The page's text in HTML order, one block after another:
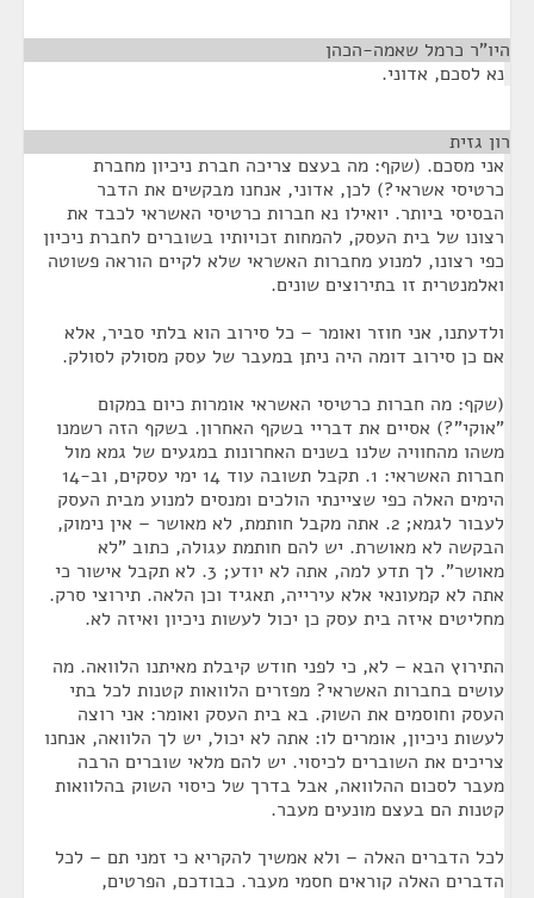
היו"ר כרמל שאמה-הכהן
נא לסכם, אדוני.
רון גזית
אני מסכם. (שקף: מה בעצם צריכה חברת ניכיון מחברת
כרטיסי אשראי?) לכן, אדוני, אנחנו מבקשים את הדבר
הבסיסי ביותר. יואילו נא חברות כרטיסי האשראי לכבד את
רצונו של בית העסק, להמחות זכויותיו בשוברים לחברת ניכיון
כפי רצונו, למנוע מחברות האשראי שלא לקיים הוראה פשוטה
ואלמנטרית זו בתירוצים שונים.
ולדעתנו, אני חוזר ואומר – כל סירוב הוא בלתי סביר, אלא
אם כן סירוב דומה היה ניתן במעבר של עסק מסולק לסולק.
(שקף: מה חברות כרטיסי האשראי אומרות כיום במקום
"אוקי"?) אסיים את דבריי בשקף האחרון. בשקף הזה רשמנו
משהו מהחוויה שלנו בשנים האחרונות במגעים של גמא מול
חברות האשראי: 1. תקבל תשובה עוד 14 ימי עסקים, וב-14
הימים האלה כפי שציינתי הולכים ומנסים למנוע מבית העסק
לעבור לגמא; 2. אתה מקבל חותמת, לא מאושר – אין נימוק,
הבקשה לא מאושרת. יש להם חותמת עגולה, כתוב "לא
מאושר". לך תדע למה, אתה לא יודע; 3. לא תקבל אישור כי
אתה לא קמעונאי אלא עירייה, תאגיד וכן הלאה. תירוצי סרק.
מחליטים איזה בית עסק כן יכול לעשות ניכיון ואיזה לא.
התירוץ הבא – לא, כי לפני חודש קיבלת מאיתנו הלוואה. מה
עושים בחברות האשראי? מפזרים הלוואות קטנות לכל בתי
העסק וחוסמים את השוק. בא בית העסק ואומר: אני רוצה
לעשות ניכיון, אומרים לו: אתה לא יכול, יש לך הלוואה, אנחנו
צריכים את השוברים לכיסוי. יש להם מלאי שוברים הרבה
מעבר לסכום ההלוואה, אבל בדרך של כיסוי השוק בהלוואות
קטנות הם בעצם מונעים מעבר.
לכל הדברים האלה – ולא אמשיך להקריא כי זמני תם – לכל
הדברים האלה קוראים חסמי מעבר. כבודכם, הפרטים,